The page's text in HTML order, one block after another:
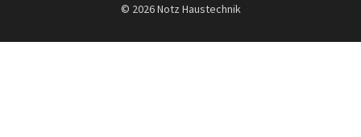
© 2026 Notz Haustechnik